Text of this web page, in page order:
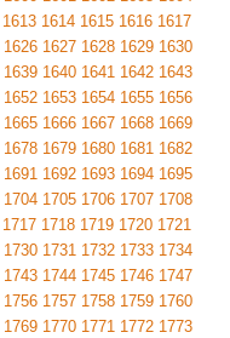
1613 1614 1615 1616 1617
1626 1627 1628 1629 1630
1639 1640 1641 1642 1643
1652 1653 1654 1655 1656
1665 1666 1667 1668 1669
1678 1679 1680 1681 1682
1691 1692 1693 1694 1695
1704 1705 1706 1707 1708
1717 1718 1719 1720 1721
1730 1731 1732 1733 1734
1743 1744 1745 1746 1747
1756 1757 1758 1759 1760
1769 1770 1771 1772 1773